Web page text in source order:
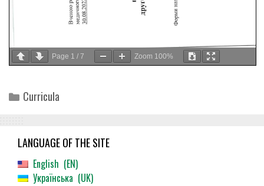
Page 1 / 7 Zoom 100%
Categories
Curricula
LANGUAGE OF THE SITE
English
EN
Українська
UK